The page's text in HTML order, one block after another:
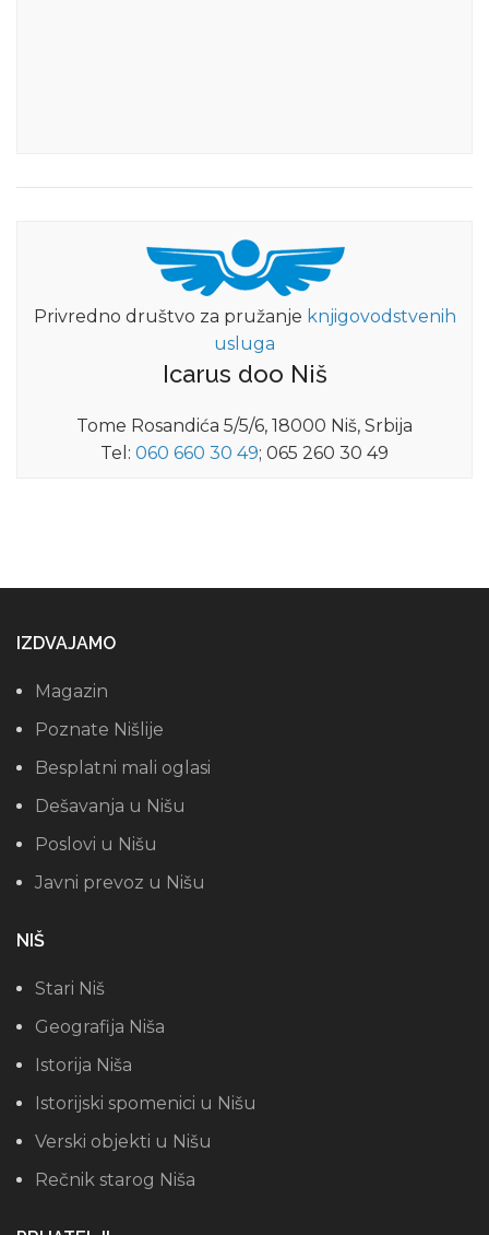
Privredno društvo za pružanje knjigovodstvenih
usluga
Icarus doo Niš
Tome Rosandića 5/5/6, 18000 Niš, Srbija
Tel: 060 660 30 49; 065 260 30 49
IZDVAJAMO
Magazin
Poznate Nišlije
Besplatni mali oglasi
Dešavanja u Nišu
Poslovi u Nišu
Javni prevoz u Nišu
NIŠ
Stari Niš
Geografija Niša
Istorija Niša
Istorijski spomenici u Nišu
Verski objekti u Nišu
Rečnik starog Niša